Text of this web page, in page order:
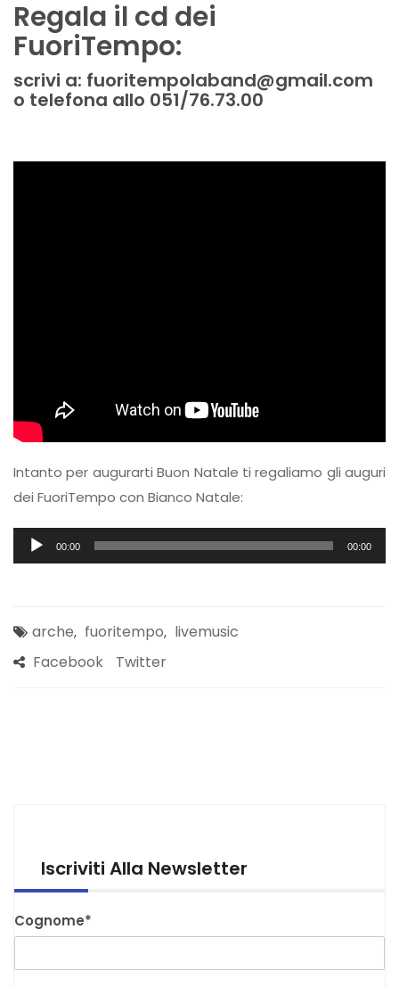
Regala il cd dei
FuoriTempo:
scrivi a: fuoritempolaband@gmail.com
o telefona allo 051/76.73.00
Intanto per augurarti Buon Natale ti regaliamo gli auguri
dei FuoriTempo con Bianco Natale:
Audio
Player
00:00 00:00
arche, fuoritempo, livemusic
Facebook
Twitter
Iscriviti Alla Newsletter
Cognome*